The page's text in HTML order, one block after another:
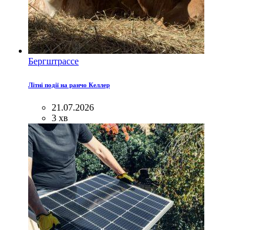
Бергштрассе
Літні події на ранчо Келлер
21.07.2026
3 хв